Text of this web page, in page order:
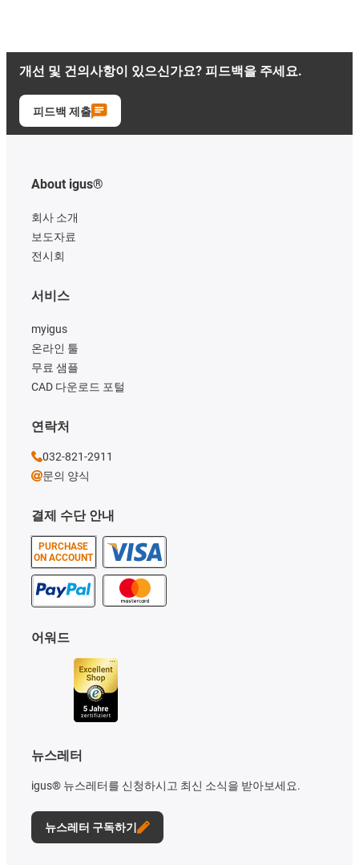
개선 및 건의사항이 있으신가요? 피드백을 주세요.
피드백 제출
About igus®
회사 소개
보도자료
전시회
결제 수단 안내
PURCHASE
ON ACCOUNT
서비스
myigus
온라인 툴
무료 샘플
CAD 다운로드 포털
어워드
뉴스레터
igus® 뉴스레터를 신청하시고 최신 소식을 받아보세요.
뉴스레터 구독하기
연락처
032-821-2911
문의 양식